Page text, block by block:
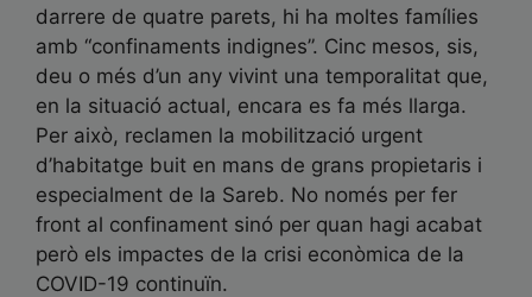
darrere de quatre parets, hi ha moltes famílies
amb “confinaments indignes”. Cinc mesos, sis,
deu o més d’un any vivint una temporalitat que,
en la situació actual, encara es fa més llarga.
Per això, reclamen la mobilització urgent
d’habitatge buit en mans de grans propietaris i
especialment de la Sareb. No només per fer
front al confinament sinó per quan hagi acabat
però els impactes de la crisi econòmica de la
COVID-19 continuïn.